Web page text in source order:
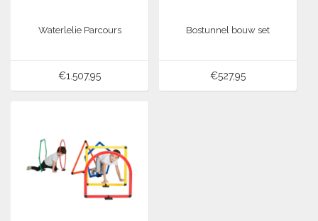
Waterlelie Parcours
€1.507,95
Bostunnel bouw set
€527,95